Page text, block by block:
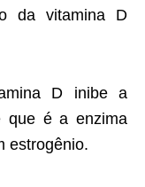
da vitamina D
D inibe a
que é a enzima
estrogênio.